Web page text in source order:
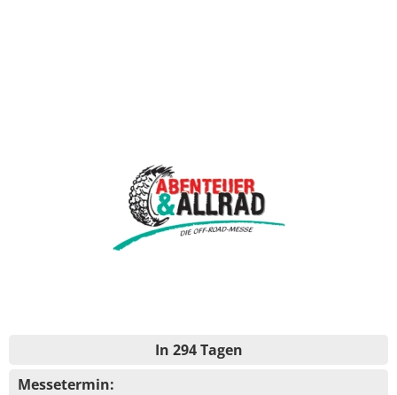
In 294 Tagen
Messetermin: